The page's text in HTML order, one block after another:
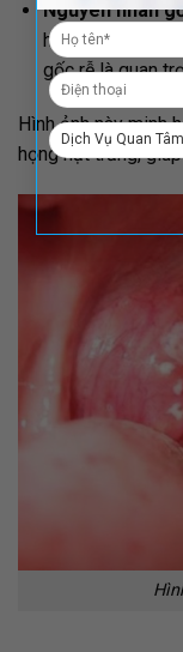
Nguyên nhân
hiện do vi khuẩn
gốc rễ là quan
Hình ảnh này minh
họng hạt trắng,